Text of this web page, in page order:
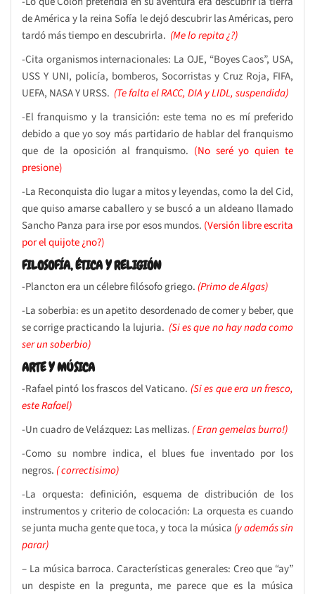
de América y la reina Sofía le dejó descubrir las Américas, pero
tardó más tiempo en descubrirla. (Me lo repita ¿?)
-Cita organismos internacionales: La OJE, “Boyes Caos”, USA,
USS Y UNI, policía, bomberos, Socorristas y Cruz Roja, FIFA,
UEFA, NASA Y URSS. (Te falta el RACC, DIA y LIDL, suspendida)
-El franquismo y la transición: este tema no es mí preferido
debido a que yo soy más partidario de hablar del franquismo
que de la oposición al franquismo. (No seré yo quien te
presione)
-La Reconquista dio lugar a mitos y leyendas, como la del Cid,
que quiso amarse caballero y se buscó a un aldeano llamado
Sancho Panza para irse por esos mundos. (Versión libre escrita
por el quijote ¿no?)
FILOSOFÍA, ÉTICA Y RELIGIÓN
-Plancton era un célebre filósofo griego. (Primo de Algas)
-La soberbia: es un apetito desordenado de comer y beber, que
se corrige practicando la lujuria. (Si es que no hay nada como
ser un soberbio)
ARTE Y MÚSICA
-Rafael pintó los frascos del Vaticano. (Si es que era un fresco,
este Rafael)
-Un cuadro de Velázquez: Las mellizas. ( Eran gemelas burro!)
-Como su nombre indica, el blues fue inventado por los
negros. ( correctisimo)
-La orquesta: definición, esquema de distribución de los
instrumentos y criterio de colocación: La orquesta es cuando
se junta mucha gente que toca, y toca la música (y además sin
parar)
– La música barroca. Características generales: Creo que “ay”
un despiste en la pregunta, me parece que es la música